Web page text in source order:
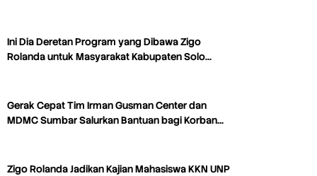
Ini Dia Deretan Program yang Dibawa Zigo
Rolanda untuk Masyarakat Kabupaten Solo…
Gerak Cepat Tim Irman Gusman Center dan
MDMC Sumbar Salurkan Bantuan bagi Korban…
Zigo Rolanda Jadikan Kajian Mahasiswa KKN UNP